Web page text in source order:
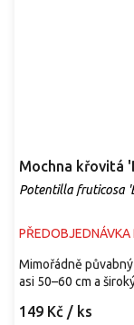
Mochna křovitá
Potentilla fruticosa
149 Kč / ks
Mimořádně
asi 50–60 cm a